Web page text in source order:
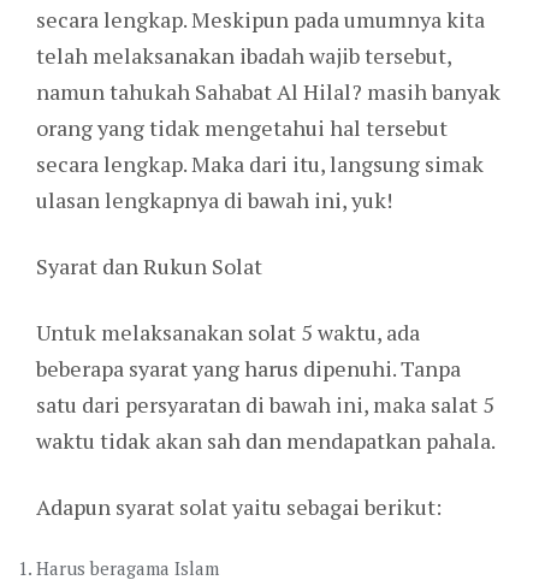
secara lengkap. Meskipun pada umumnya kita
telah melaksanakan ibadah wajib tersebut,
namun tahukah Sahabat Al Hilal? masih banyak
orang yang tidak mengetahui hal tersebut
secara lengkap. Maka dari itu, langsung simak
ulasan lengkapnya di bawah ini, yuk!
Syarat dan Rukun Solat
Untuk melaksanakan solat 5 waktu, ada
beberapa syarat yang harus dipenuhi. Tanpa
satu dari persyaratan di bawah ini, maka salat 5
waktu tidak akan sah dan mendapatkan pahala.
Adapun syarat solat yaitu sebagai berikut:
Harus beragama Islam